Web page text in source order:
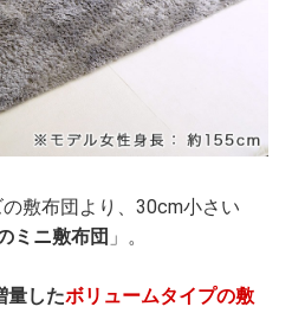
敷布団より、30cm小さい
ミニ敷布団 」。
量したボリュームタイプの敷